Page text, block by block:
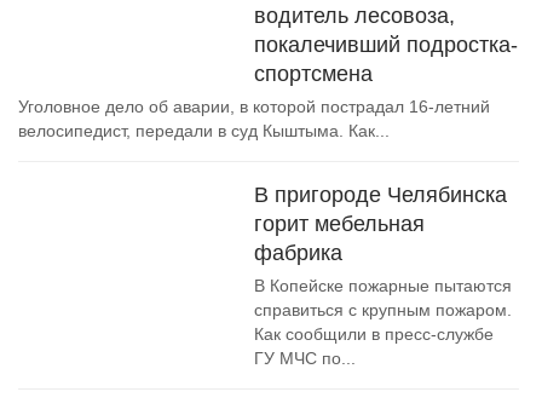
водитель лесовоза,
покалечивший подростка-
спортсмена
Уголовное дело об аварии, в которой пострадал 16-летний
велосипедист, передали в суд Кыштыма. Как...
В пригороде Челябинска
горит мебельная
фабрика
В Копейске пожарные пытаются
справиться с крупным пожаром.
Как сообщили в пресс-службе
ГУ МЧС по...